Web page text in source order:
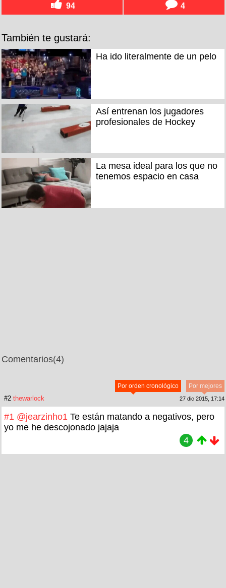
94 4
También te gustará:
Ha ido literalmente de un pelo
Así entrenan los jugadores
profesionales de Hockey
La mesa ideal para los que no
tenemos espacio en casa
Comentarios(4)
Por mejores
Por orden cronológico
#2 thewarlock 27 dic 2015, 17:14
#1 @jearzinho1 Te están matando a negativos, pero
yo me he descojonado jajaja
4